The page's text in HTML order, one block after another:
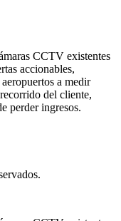
CCTV existentes
accionables,
a medir
del cliente,
perder ingresos.